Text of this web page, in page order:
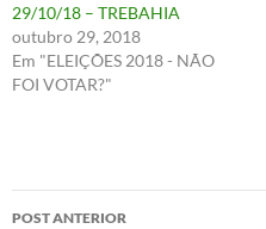
29/10/18 – TREBAHIA
outubro 29, 2018
Em "ELEIÇÕES 2018 - NÃO
FOI VOTAR?"
Navegação
POST ANTERIOR